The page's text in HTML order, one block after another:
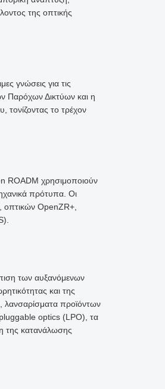
της οπτικής
γνώσεις για τις
Παρόχων Δικτύων και η
το τρέχον
ROADM χρησιμοποιούν
πρότυπα. Οι
οπτικών OpenZR+,
των αυξανόμενων
και της
λανσαρίσματα προϊόντων
pluggable optics (LPO), τα
της κατανάλωσης